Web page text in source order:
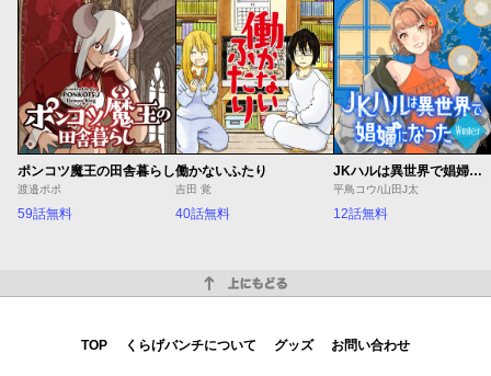
ポンコツ魔王の田舎暮らし
渡邉ポポ
59話無料
働かないふたり
吉田 覚
40話無料
JKハルは異世界で娼婦になった Winter
平鳥コウ/山田J太
12話無料
TOP くらげバンチについて グッズ お問い合わせ